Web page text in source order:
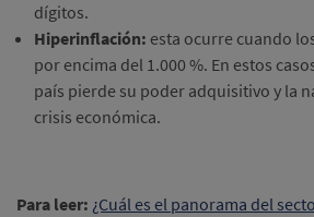
dígitos.
Hiperinflación: esta ocurre cuando
por encima del 1.000 %. En estos
país pierde su poder adquisitivo y la
crisis económica.
Para leer: ¿Cuál es el panorama del